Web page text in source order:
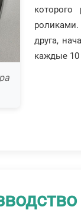
друга,
каждые 10